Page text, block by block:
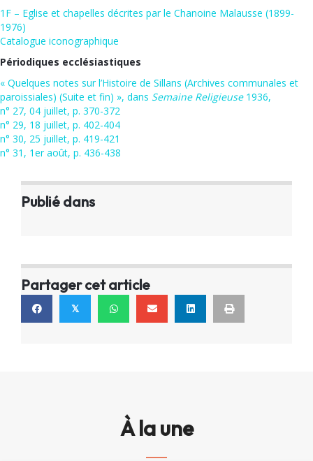
1F – Eglise et chapelles décrites par le Chanoine Malausse (1899-
1976)
Catalogue iconographique
Périodiques ecclésiastiques
« Quelques notes sur l’Histoire de Sillans (Archives communales et
paroissiales) (Suite et fin) », dans Semaine Religieuse1936,
n° 27, 04 juillet, p. 370-372
n° 29, 18 juillet, p. 402-404
n° 30, 25 juillet, p. 419-421
n° 31, 1er août, p. 436-438
Publié dans
Partager cet article
𝕏
À la une